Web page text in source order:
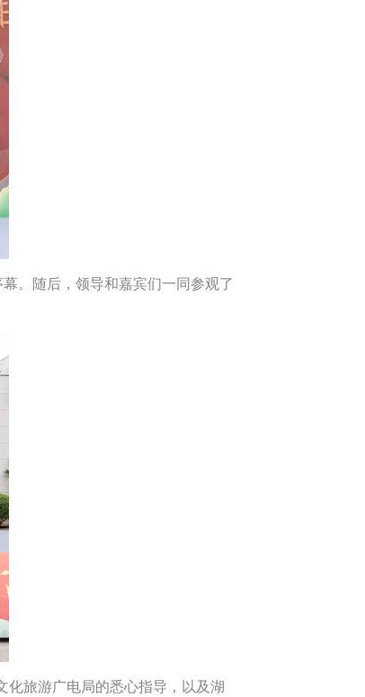
。随后，领导和嘉宾们一同参观了
化旅游广电局的悉心指导，以及湖